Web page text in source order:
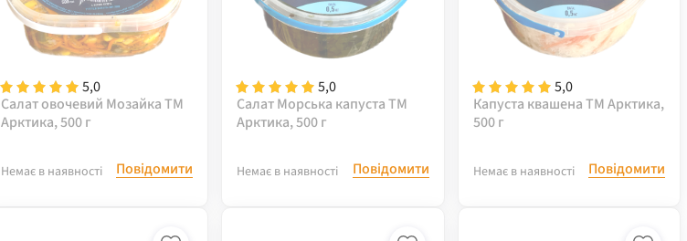
5,0
Салат овочевий Мозайка ТМ
Арктика, 500 г
Немає в наявності Повідомити
5,0
Салат Морська капуста ТМ
Арктика, 500 г
Немає в наявності Повідомити
5,0
Капуста квашена ТМ Арктика,
500 г
Немає в наявності Повідомити